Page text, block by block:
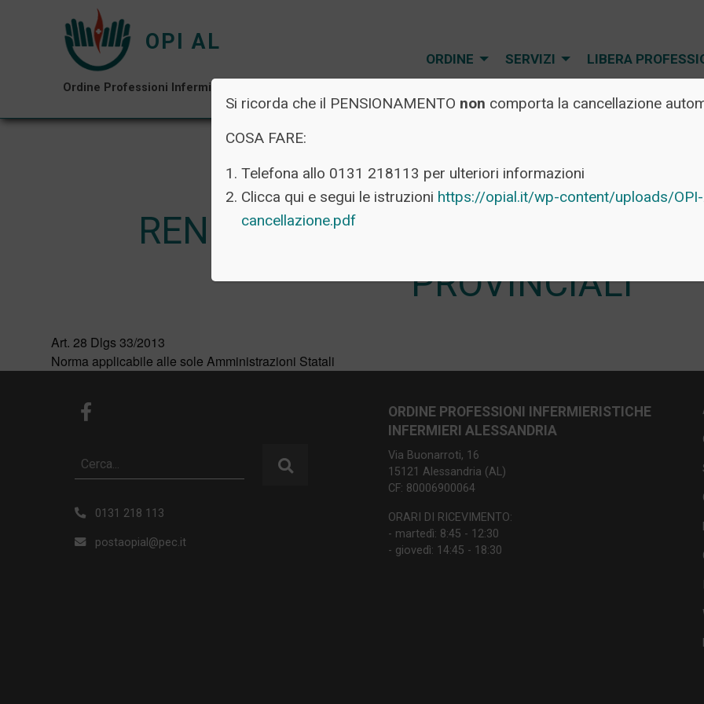
OPI AL
Ordine Professioni Infermieristiche di Alessandria
ORDINE SERVIZI LIBERA
RENDICONTI GRUPPI
PROVINCIALI
Art. 28 Dlgs 33/2013
Norma applicabile alle sole Amministrazioni Statali
0131 218 113
postaopial@pec.it
ORDINE PROFESSIONI INFERMIERISTICHE
INFERMIERI ALESSANDRIA
Via Buonarroti, 16
15121 Alessandria (AL)
CF: 80006900064
ORARI DI RICEVIMENTO:
- martedì: 8:45 - 12:30
- giovedì: 14:45 - 18:30
Si ricorda che il PENSIONAMENTO non comporta la cancellazione
COSA FARE:
Telefona allo 0131 218113 per ulteriori informazioni
Clicca qui e segui le istruzioni https://opial.it/wp-content/uploads/
cancellazione.pdf